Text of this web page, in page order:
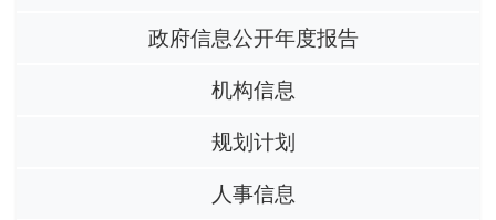
政府信息公开年度报告
机构信息
规划计划
人事信息